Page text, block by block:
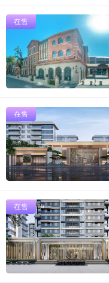
在售
在售
在售